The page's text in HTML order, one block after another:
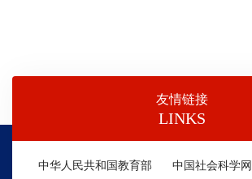
友情链接
LINKS
中华人民共和国教育部
中国社会科学网